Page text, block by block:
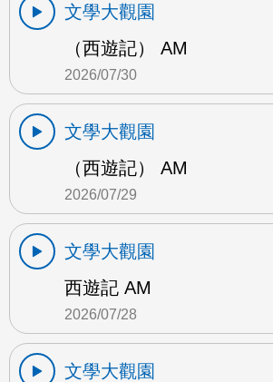
文學大觀園
（西遊記） AM
2026/07/30
文學大觀園
（西遊記） AM
2026/07/29
文學大觀園
西遊記 AM
2026/07/28
文學大觀園